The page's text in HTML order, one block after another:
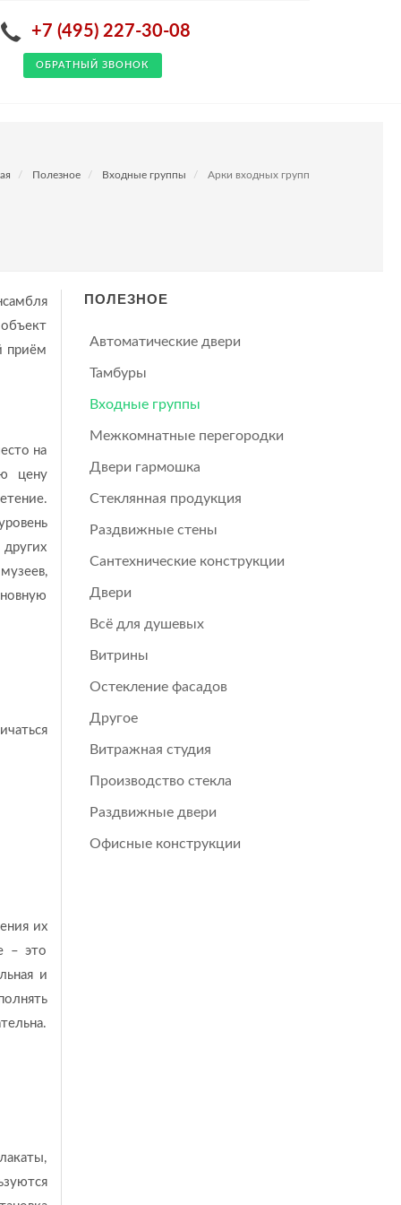
+7 (495) 227-30-08
ОБРАТНЫЙ ЗВОНОК
Полезное Входные группы Арки входных групп
приём
на
цену
их
– это
и
ПОЛЕЗНОЕ
Автоматические двери
Тамбуры
Входные группы
Межкомнатные перегородки
Двери гармошка
Стеклянная продукция
Раздвижные стены
Сантехнические конструкции
Двери
Всё для душевых
Витрины
Остекление фасадов
Другое
Витражная студия
Производство стекла
Раздвижные двери
Офисные конструкции